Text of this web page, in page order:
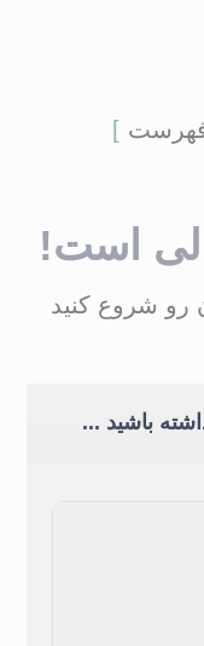
است!
رو شروع کنید
باشید ...